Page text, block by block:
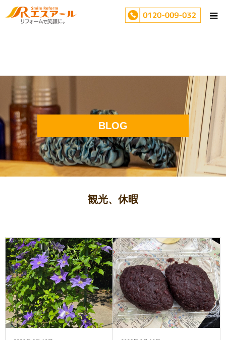
BLOG
観光、休暇